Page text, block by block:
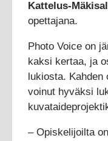
Kattelus-
opettajana.
Photo Voice on
kaksi kertaa, ja
lukiosta. Kahden
voinut hyväksi
– Opiskelijoilta